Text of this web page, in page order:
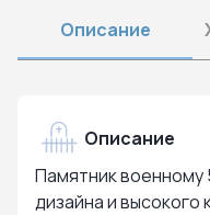
Описание
Описание
Памятник военному
дизайна и высокого